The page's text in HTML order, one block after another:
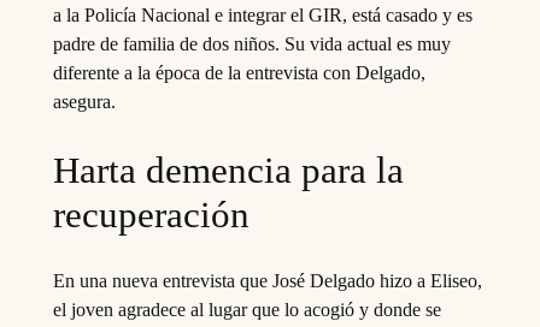
a la Policía Nacional e integrar el GIR, está casado y es
padre de familia de dos niños. Su vida actual es muy
diferente a la época de la entrevista con Delgado,
asegura.
Harta demencia para la
recuperación
En una nueva entrevista que José Delgado hizo a Eliseo,
el joven agradece al lugar que lo acogió y donde se